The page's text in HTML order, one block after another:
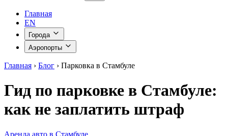
Главная
EN
Города
Аэропорты
Главная › Блог › Парковка в Стамбуле
Гид по парковке в Стамбуле:
как не заплатить штраф
Аренда авто в Стамбуле